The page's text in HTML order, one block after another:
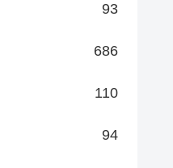
93
686
110
94